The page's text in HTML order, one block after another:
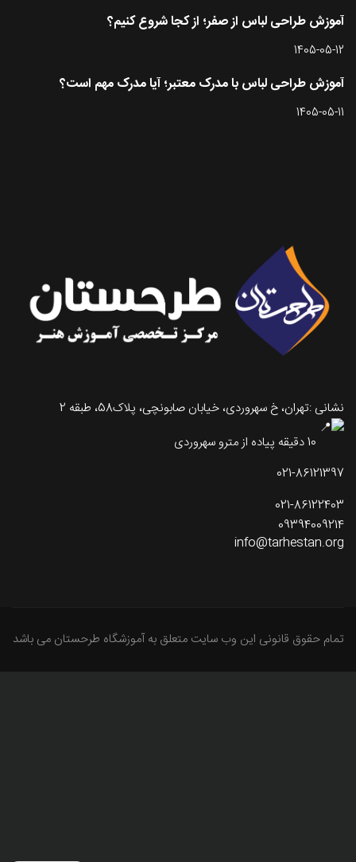
آموزش طراحی لباس از صفر؛ از کجا شروع کنیم؟
1405-05-12
آموزش طراحی لباس با مدرک معتبر؛ آیا مدرک مهم است؟
1405-05-11
نشانی :تهران، خ سهروردی، خیابان صابونچی، پلاک58، طبقه 2
021-86121397
021-86122403
09394009214
info@tarhestan.org
تمام حقوق قانونی این وب سایت متعلق به آموزشگاه طرحستان می باشد